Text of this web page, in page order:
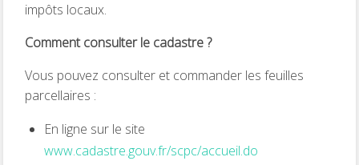
impôts locaux.
Comment consulter le cadastre ?
Vous pouvez consulter et commander les feuilles
parcellaires :
En ligne sur le site
www.cadastre.gouv.fr/scpc/accueil.do